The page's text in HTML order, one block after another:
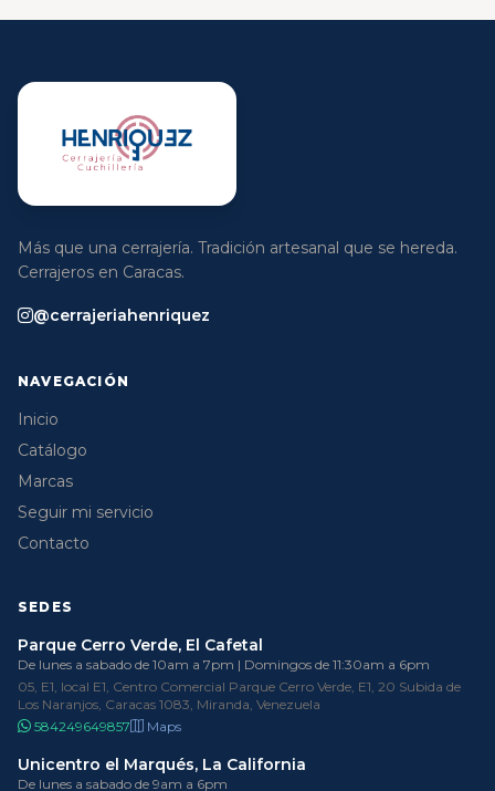
Más que una cerrajería. Tradición artesanal que se hereda.
Cerrajeros en Caracas.
@cerrajeriahenriquez
NAVEGACIÓN
Inicio
Catálogo
Marcas
Seguir mi servicio
Contacto
SEDES
Parque Cerro Verde, El Cafetal
De lunes a sabado de 10am a 7pm | Domingos de 11:30am a 6pm
05, E1, local E1, Centro Comercial Parque Cerro Verde, E1, 20 Subida de
Los Naranjos, Caracas 1083, Miranda, Venezuela
584249649857
Maps
Unicentro el Marqués, La California
De lunes a sabado de 9am a 6pm